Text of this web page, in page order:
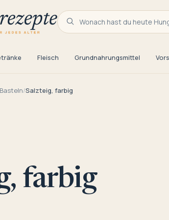
Wonach hast du heute
Fleisch Grundnahrungsmittel
/Salzteig, farbig
farbig